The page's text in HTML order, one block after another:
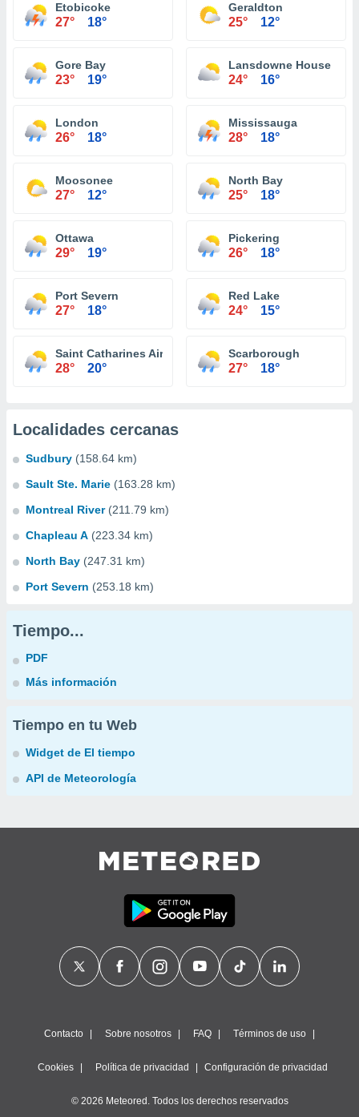
Etobicoke
27° 18°
Geraldton
25° 12°
Gore Bay
23° 19°
Lansdowne House
24° 16°
London
26° 18°
Mississauga
28° 18°
Moosonee
27° 12°
North Bay
25° 18°
Ottawa
29° 19°
Pickering
26° 18°
Port Severn
27° 18°
Red Lake
24° 15°
Saint Catharines Airport
28° 20°
Scarborough
27° 18°
Localidades cercanas
Sudbury (158.64 km)
Sault Ste. Marie (163.28 km)
Montreal River (211.79 km)
Chapleau A (223.34 km)
North Bay (247.31 km)
Port Severn (253.18 km)
Tiempo...
PDF
Más información
Tiempo en tu Web
Widget de El tiempo
API de Meteorología
Contacto Sobre nosotros FAQ Términos de uso
Cookies Política de privacidad Configuración de privacidad
© 2026 Meteored. Todos los derechos reservados